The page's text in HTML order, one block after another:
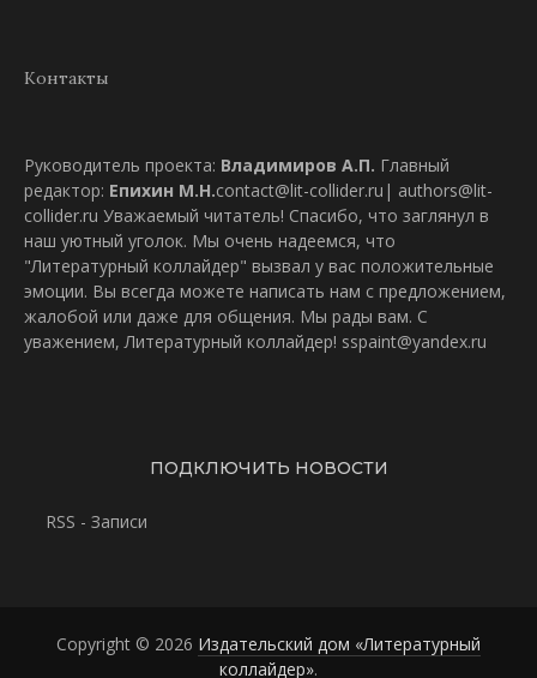
Контакты
Руководитель проекта: Владимиров А.П. Главный
редактор: Епихин М.Н.contact@lit-collider.ru | authors@lit-
collider.ru Уважаемый читатель! Спасибо, что заглянул в
наш уютный уголок. Мы очень надеемся, что
"Литературный коллайдер" вызвал у вас положительные
эмоции. Вы всегда можете написать нам с предложением,
жалобой или даже для общения. Мы рады вам. С
уважением, Литературный коллайдер! sspaint@yandex.ru
ПОДКЛЮЧИТЬ НОВОСТИ
RSS - Записи
Copyright © 2026 Издательский дом «Литературный
коллайдер».